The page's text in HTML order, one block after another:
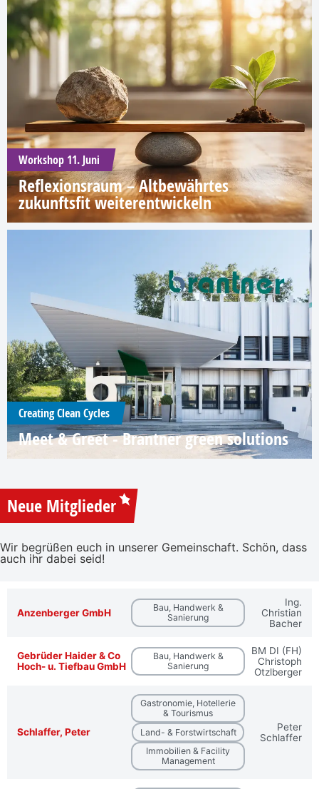
Workshop 11. Juni
Reflexionsraum – Altbewährtes
zukunftsfit weiterentwickeln
Creating Clean Cycles
Meet & Greet - Brantner green solutions
Neue Mitglieder
Wir begrüßen euch in unserer Gemeinschaft. Schön, dass
auch ihr dabei seid!
Anzenberger GmbH
Bau, Handwerk &
Sanierung
Ing.
Christian
Bacher
Gebrüder Haider & Co
Hoch- u. Tiefbau GmbH
Bau, Handwerk &
Sanierung
BM DI (FH)
Christoph
Otzlberger
Schlaffer, Peter
Gastronomie, Hotellerie
& Tourismus
Land- & Forstwirtschaft
Immobilien & Facility
Management
Peter
Schlaffer